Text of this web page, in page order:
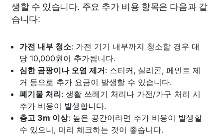
생할 수 있습니다. 주요 추가 비용 항목은 다음과 같
습니다:
가전 내부 청소: 가전 기기 내부까지 청소할 경우 대
당 10,000원이 추가됩니다.
심한 곰팡이나 오염 제거: 스티커, 실리콘, 페인트 제
거 등으로 추가 요금이 발생할 수 있습니다.
폐기물 처리: 생활 쓰레기 처리나 가전/가구 처리 시
추가 비용이 발생합니다.
층고 3m 이상: 높은 공간이라면 추가 비용이 발생할
수 있으니, 미리 체크하는 것이 좋습니다.